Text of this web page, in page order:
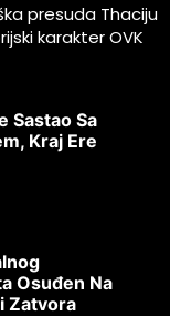
presuda Thaciju
karakter OVK
Sastao Sa
Kraj Ere
Osuđen Na
Zatvora